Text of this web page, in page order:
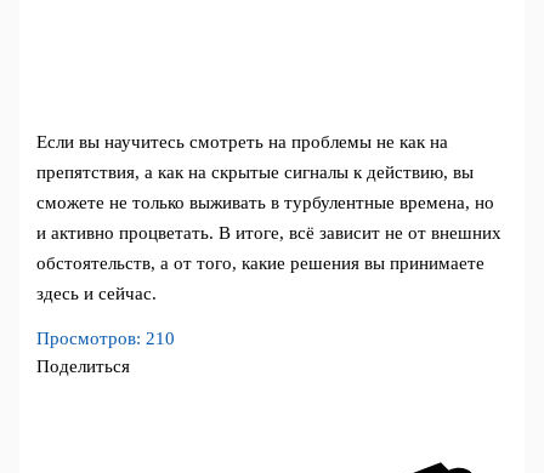
Если вы научитесь смотреть на проблемы не как на
препятствия, а как на скрытые сигналы к действию, вы
сможете не только выживать в турбулентные времена, но
и активно процветать. В итоге, всё зависит не от внешних
обстоятельств, а от того, какие решения вы принимаете
здесь и сейчас.
Просмотров: 210
Поделиться